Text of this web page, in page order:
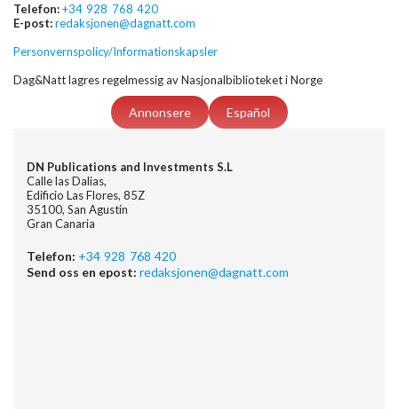
Telefon:+34 928 768 420
E-post:redaksjonen@dagnatt.com
Personvernspolicy/Informationskapsler
Dag&Natt lagres regelmessig av Nasjonalbiblioteket i Norge
Annonsere Español
DN Publications and Investments S.L
Calle las Dalias,
Edificio Las Flores, 85Z
35100, San Agustin
Gran Canaria
Telefon: +34 928 768 420
Send oss en epost: redaksjonen@dagnatt.com